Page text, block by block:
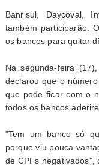
Banrisul, Daycoval,
também participarão.
os bancos para quitar
Na segunda-feira
declarou que o
que pode ficar com o
todos os bancos
"Tem um banco só
porque viu pouca
de CPFs negativados",